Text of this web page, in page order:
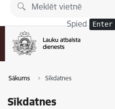
Pāriet uz lapas saturu
Spied Enter
Sākums Sīkdatnes
Sīkdatnes